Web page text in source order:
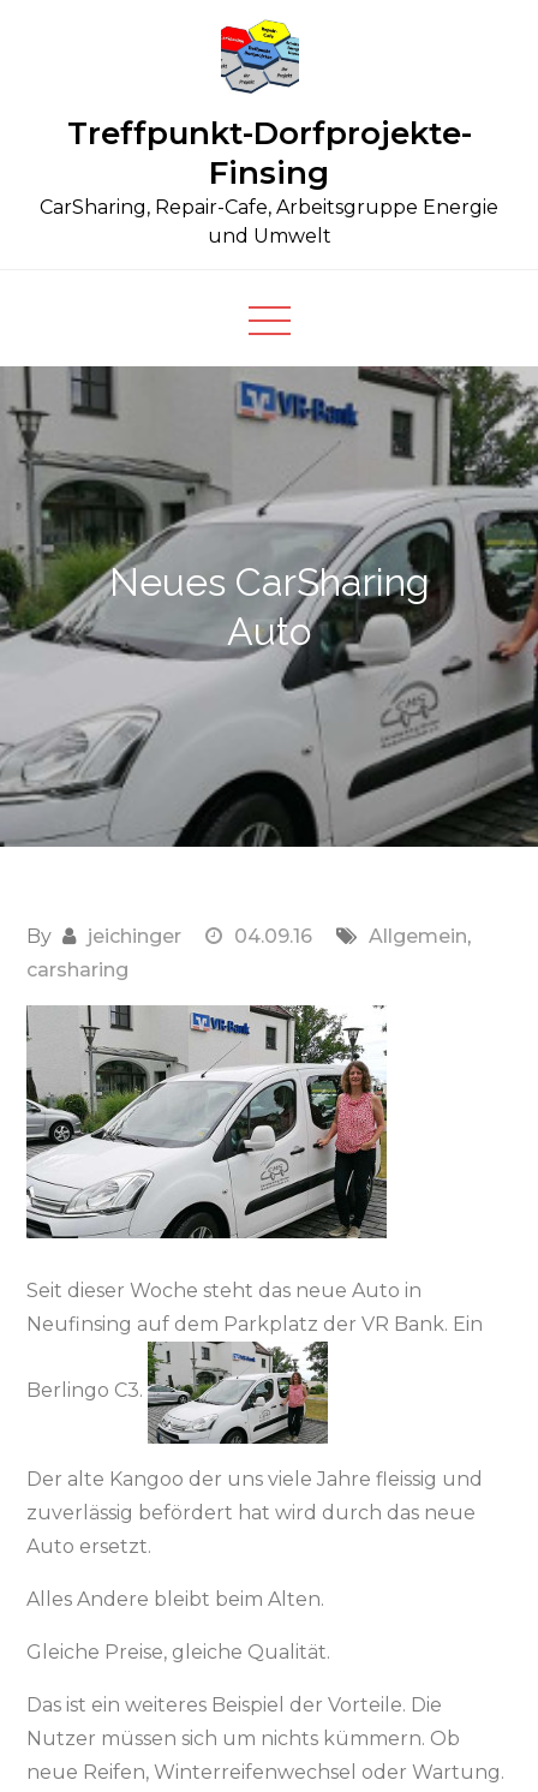
Treffpunkt-Dorfprojekte-
Finsing
CarSharing, Repair-Cafe, Arbeitsgruppe Energie
und Umwelt
Neues CarSharing
Auto
By jeichinger 04.09.16 Allgemein,
carsharing
Seit dieser Woche steht das neue Auto in
Neufinsing auf dem Parkplatz der VR Bank. Ein
Berlingo C3.
Der alte Kangoo der uns viele Jahre fleissig und
zuverlässig befördert hat wird durch das neue
Auto ersetzt.
Alles Andere bleibt beim Alten.
Gleiche Preise, gleiche Qualität.
Das ist ein weiteres Beispiel der Vorteile. Die
Nutzer müssen sich um nichts kümmern. Ob
neue Reifen, Winterreifenwechsel oder Wartung.